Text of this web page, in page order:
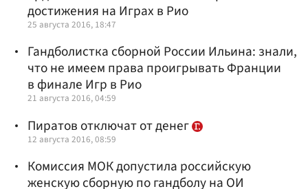
достижения на Играх в Рио
25 августа 2016, 18:47
Гандболистка сборной России Ильина: знали,
что не имеем права проигрывать Франции
в финале Игр в Рио
21 августа 2016, 04:59
Пиратов отключат от денег
12 августа 2016, 08:59
Комиссия МОК допустила российскую
женскую сборную по гандболу на ОИ